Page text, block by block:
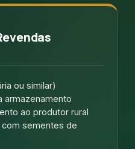
ou similar)
armazenamento
ao produtor rural
sementes de